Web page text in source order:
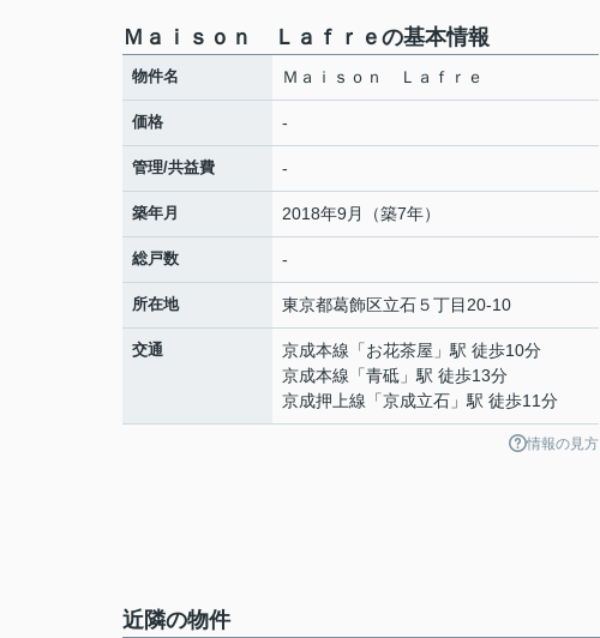
Ｍａｉｓｏｎ Ｌａｆｒｅの基本情報
物件名 Ｍａｉｓｏｎ Ｌａｆｒｅ
価格 -
管理/共益費 -
築年月 2018年9月（築7年）
総戸数 -
所在地 東京都葛飾区立石５丁目20-10
交通 京成本線 「お花茶屋 」駅 徒歩10分
京成本線 「青砥 」駅 徒歩13分
京成押上線 「京成立石 」駅 徒歩11分
情報の見方
近隣の物件